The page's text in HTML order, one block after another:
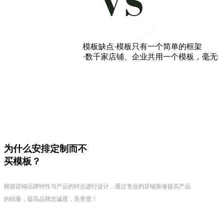
模板缺点·模板只有一个简单的框架
·数千家店铺、企业共用一个模板，毫
为什么安排定制而不
买模板？
根据店铺品牌特性与产品的特点进行设计，通过专业的店铺装修提高产品
的销量，提高品牌忠诚度，美誉度！